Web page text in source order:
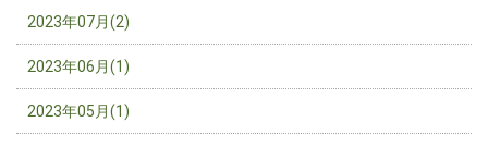
2023年07月(2)
2023年06月(1)
2023年05月(1)